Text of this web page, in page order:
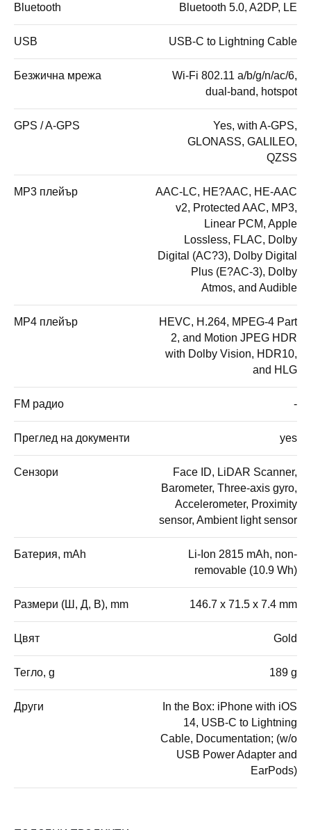
Bluetooth Bluetooth 5.0, A2DP, LE
USB USB-C to Lightning Cable
Безжична мрежа
Wi-Fi 802.11 a/b/g/n/ac/6,
dual-band, hotspot
GPS / A-GPS
Yes, with A-GPS,
GLONASS, GALILEO,
QZSS
MP3 плейър
AAC-LC, HE?AAC, HE-AAC
v2, Protected AAC, MP3,
Linear PCM, Apple
Lossless, FLAC, Dolby
Digital (AC?3), Dolby Digital
Plus (E?AC-3), Dolby
Atmos, and Audible
MP4 плейър
HEVC, H.264, MPEG-4 Part
2, and Motion JPEG HDR
with Dolby Vision, HDR10,
and HLG
FM радио -
Преглед на документи yes
Сензори
Face ID, LiDAR Scanner,
Barometer, Three-axis gyro,
Accelerometer, Proximity
sensor, Ambient light sensor
Батерия, mAh
Li-Ion 2815 mAh, non-
removable (10.9 Wh)
Размери (Ш, Д, В), mm 146.7 x 71.5 x 7.4 mm
Цвят Gold
Тегло, g 189 g
Други
In the Box: iPhone with iOS
14, USB-C to Lightning
Cable, Documentation; (w/o
USB Power Adapter and
EarPods)